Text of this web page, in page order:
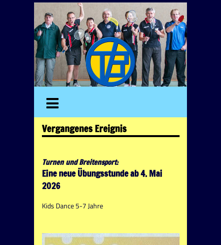
Vergangenes Ereignis
Turnen und Breitensport:
Eine neue Übungsstunde ab 4. Mai
2026
Kids Dance 5-7 Jahre